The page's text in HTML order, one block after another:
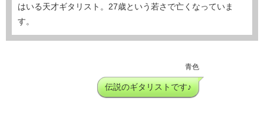
はいる天才ギタリスト。27歳という若さで亡くなっていま
す。
青色
伝説のギタリストです♪